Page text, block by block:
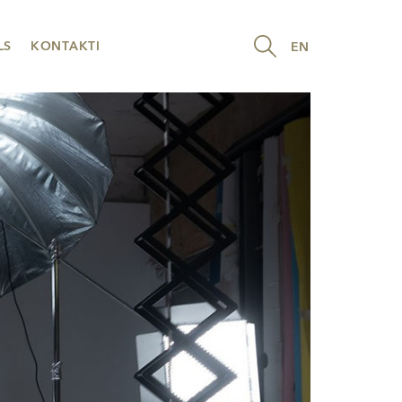
EN
KONTAKTI